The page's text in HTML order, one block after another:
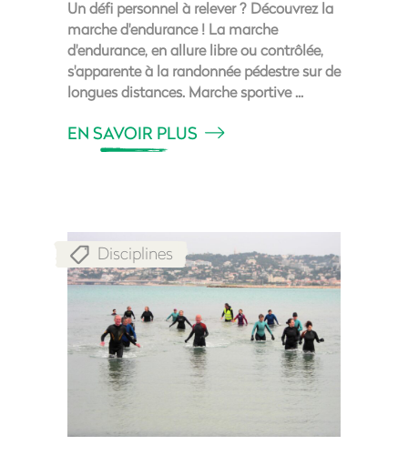
Un défi personnel à relever ? Découvrez la
marche d'endurance ! La marche
d'endurance, en allure libre ou contrôlée,
s'apparente à la randonnée pédestre sur de
longues distances. Marche sportive
EN SAVOIR PLUS
Disciplines